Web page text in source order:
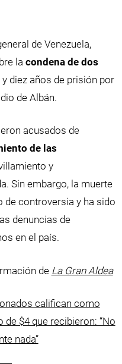
de Venezuela,
la condena de dos
diez años de prisión por
de Albán.
acusados de
de las
y
Sin embargo, la muerte
de controversia y ha sido
denuncias de
en el país.
de La Gran Aldea
califican como
de $4 que recibieron: “No
nada”